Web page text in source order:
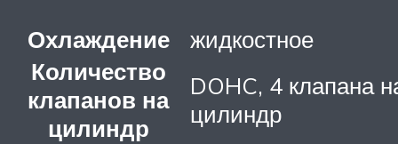
Охлаждение
жидкостное
Количество
клапанов на
цилиндр
DOHC, 4 клапана
цилиндр